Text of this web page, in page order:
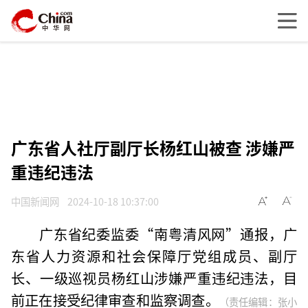
广东省人社厅副厅长杨红山被查 涉嫌严
重违纪违法
中国新闻网 2024-10-18 10:37:00
广东省纪委监委“南粤清风网”通报，广
东省人力资源和社会保障厅党组成员、副厅
长、一级巡视员杨红山涉嫌严重违纪违法，目
前正在接受纪律审查和监察调查。
（责任编辑：张小